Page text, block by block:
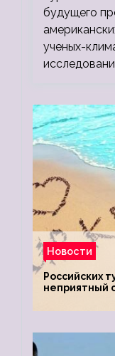
будущего
ученых-
Новости
Российских
неприятный